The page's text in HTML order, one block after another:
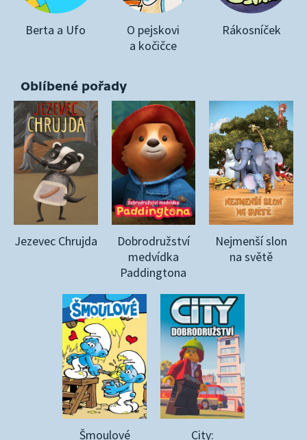
Berta a Ufo
O pejskovi
a kočičce
Rákosníček
Oblíbené pořady
Jezevec Chrujda
Dobrodružství
medvídka
Paddingtona
Nejmenší slon
na světě
Šmoulové
City: